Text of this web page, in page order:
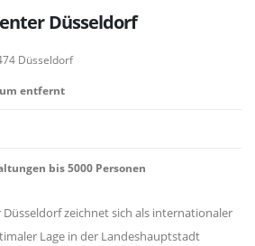
Düsseldorf
Düsseldorf
entfernt
bis 5000 Personen
Düsseldorf zeichnet sich als internationaler
Lage in der Landeshauptstadt